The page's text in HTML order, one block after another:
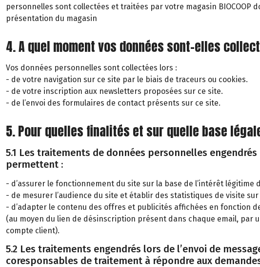
personnelles sont collectées et traitées par votre magasin
présentation du magasin
4. A quel moment vos données sont-elles
Vos données personnelles sont collectées lors :
- de votre navigation sur ce site par le biais de traceurs ou cookies.
- de votre inscription aux newsletters proposées sur ce site.
- de l’envoi des formulaires de contact présents sur ce site.
5. Pour quelles finalités et sur quelle base
5.1 Les traitements de données personnelles
permettent :
- d’assurer le fonctionnement du site sur la base de l’intérêt
- de mesurer l’audience du site et établir des statistiques de visite
- d’adapter le contenu des offres et publicités affichées en fonction
(au moyen du lien de désinscription présent dans chaque email,
compte client).
5.2 Les traitements engendrés lors de l’envoi de
coresponsables de traitement à répondre aux